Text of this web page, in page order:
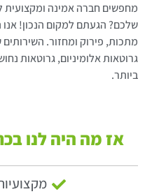
מחפשים חברה אמינה ומקצועית
שלכם? הגעתם למקום הנכון! אנו
מתכות, פירוק ומחזור. השירותים
גרוטאות אלומיניום, גרוטאות
ביותר.
אז מה היה לנו